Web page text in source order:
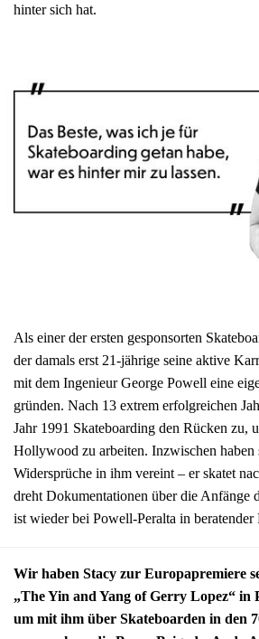
hinter sich hat.
Als einer der ersten gesponsorten
der damals erst 21-jährige seine aktive
mit dem Ingenieur George Powell eine
gründen. Nach 13 extrem erfolgreichen
Jahr 1991 Skateboarding den Rücken zu,
Hollywood zu arbeiten. Inzwischen haben
Widersprüche in ihm vereint – er skatet
dreht Dokumentationen über die Anfänge
ist wieder bei Powell-Peralta in
Wir haben Stacy zur Europapremiere
„The Yin and Yang of Gerry Lopez“ in
um mit ihm über Skateboarden in den